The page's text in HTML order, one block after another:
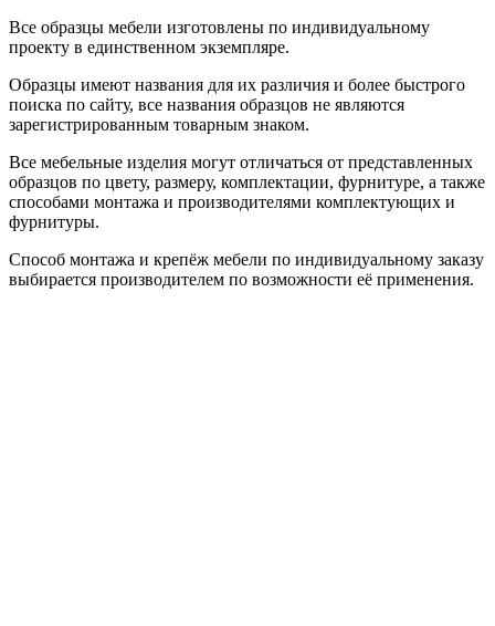
Все образцы мебели изготовлены по индивидуальному
проекту в единственном экземпляре.
Образцы имеют названия для их различия и более быстрого
поиска по сайту, все названия образцов не являются
зарегистрированным товарным знаком.
Все мебельные изделия могут отличаться от представленных
образцов по цвету, размеру, комплектации, фурнитуре, а также
способами монтажа и производителями комплектующих и
фурнитуры.
Способ монтажа и крепёж мебели по индивидуальному заказу
выбирается производителем по возможности её применения.